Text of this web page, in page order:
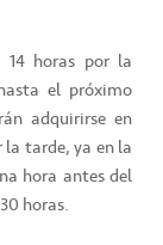
14 horas por la
el próximo
adquirirse en
tarde, ya en la
hora antes del
horas.